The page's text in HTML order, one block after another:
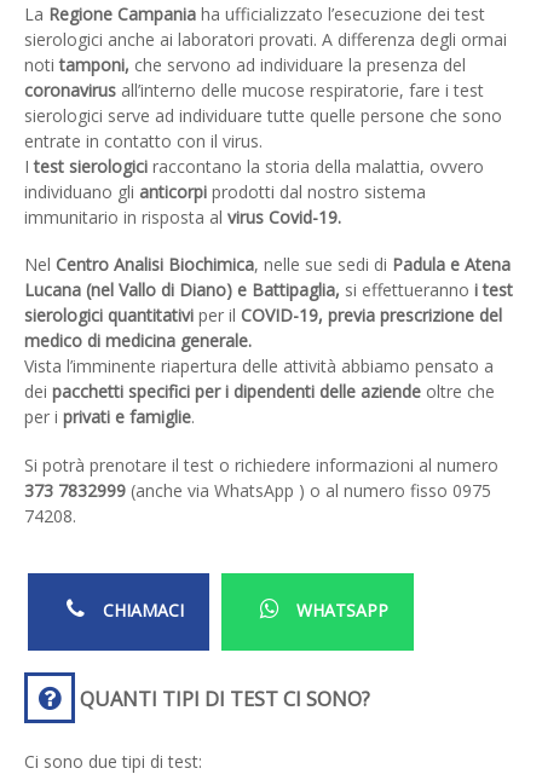
Biochimica nel Vallo di Diano
La Regione Campania ha ufficializzato l’esecuzione dei test
sierologici anche ai laboratori provati. A differenza degli ormai
notitamponi, che servono ad individuare la presenza del
coronavirus all’interno delle mucose respiratorie, fare i test
sierologici serve ad individuare tutte quelle persone che sono
entrate in contatto con il virus.
Itest sierologici raccontano la storia della malattia, ovvero
individuano gli anticorpi prodotti dal nostro sistema
immunitario in risposta al virus Covid-19.
Nel Centro Analisi Biochimica, nelle sue sedi di Padula e Atena
Lucana (nel Vallo di Diano) e Battipaglia, si effettueranno i test
sierologici quantitativi per il COVID-19, previa prescrizione del
medico di medicina generale.
Vista l’imminente riapertura delle attività abbiamo pensato a
dei pacchetti specifici per i dipendenti delle aziende oltre che
per i privati e famiglie.
Si potrà prenotare il test o richiedere informazioni al numero
373 7832999 (anche via WhatsApp ) o al numero fisso 0975
74208.
CHIAMACI WHATSAPP
QUANTI TIPI DI TEST CI SONO?
Ci sono due tipi di test: